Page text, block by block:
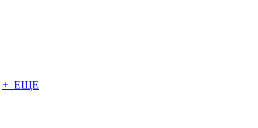
+ ЕЩЕ